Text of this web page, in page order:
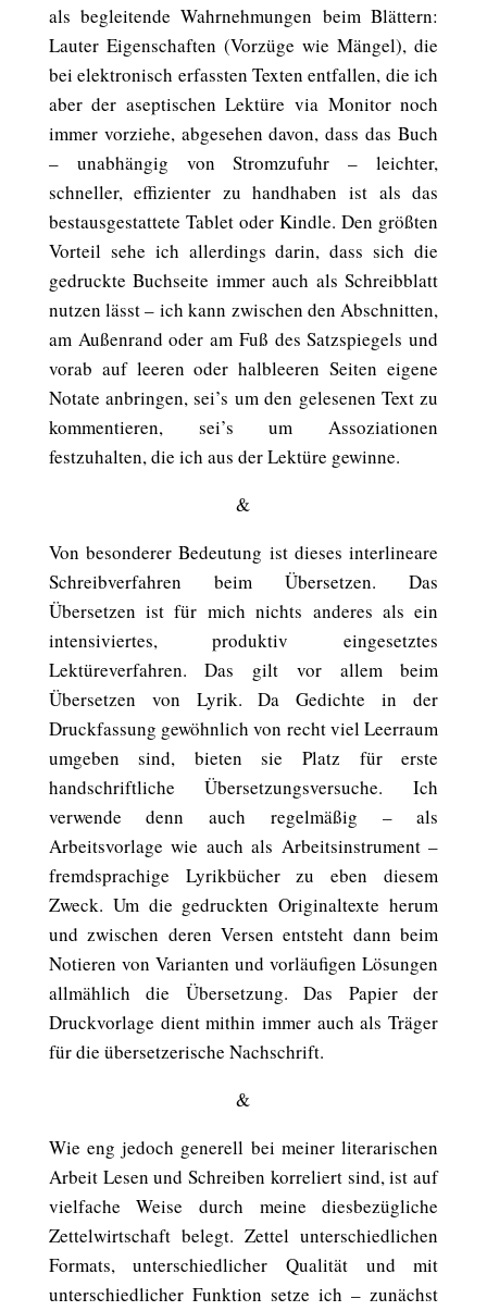
als begleitende Wahrnehmungen beim Blättern:
Lauter Eigenschaften (Vorzüge wie Mängel), die
bei elektronisch erfassten Texten entfallen, die ich
aber der aseptischen Lektüre via Monitor noch
immer vorziehe, abgesehen davon, dass das Buch
– unabhängig von Stromzufuhr – leichter,
schneller, effizienter zu handhaben ist als das
bestausgestattete Tablet oder Kindle. Den größten
Vorteil sehe ich allerdings darin, dass sich die
gedruckte Buchseite immer auch als Schreibblatt
nutzen lässt – ich kann zwischen den Abschnitten,
am Außenrand oder am Fuß des Satzspiegels und
vorab auf leeren oder halbleeren Seiten eigene
Notate anbringen, sei’s um den gelesenen Text zu
kommentieren, sei’s um Assoziationen
festzuhalten, die ich aus der Lektüre gewinne.
&
Von besonderer Bedeutung ist dieses interlineare
Schreibverfahren beim Übersetzen. Das
Übersetzen ist für mich nichts anderes als ein
intensiviertes, produktiv eingesetztes
Lektüreverfahren. Das gilt vor allem beim
Übersetzen von Lyrik. Da Gedichte in der
Druckfassung gewöhnlich von recht viel Leerraum
umgeben sind, bieten sie Platz für erste
handschriftliche Übersetzungsversuche. Ich
verwende denn auch regelmäßig – als
Arbeitsvorlage wie auch als Arbeitsinstrument –
fremdsprachige Lyrikbücher zu eben diesem
Zweck. Um die gedruckten Originaltexte herum
und zwischen deren Versen entsteht dann beim
Notieren von Varianten und vorläufigen Lösungen
allmählich die Übersetzung. Das Papier der
Druckvorlage dient mithin immer auch als Träger
für die übersetzerische Nachschrift.
&
Wie eng jedoch generell bei meiner literarischen
Arbeit Lesen und Schreiben korreliert sind, ist auf
vielfache Weise durch meine diesbezügliche
Zettelwirtschaft belegt. Zettel unterschiedlichen
Formats, unterschiedlicher Qualität und mit
unterschiedlicher Funktion setze ich – zunächst